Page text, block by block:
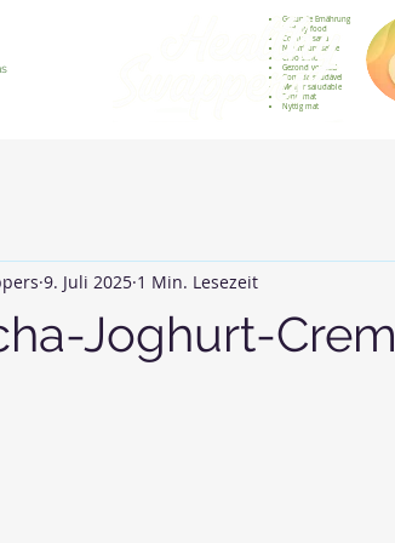
Gesunde Ernährung
Healthy food
Comida sana
Nourriture saine
Cibo sano
Gezond voedsel
Comida saudável
Menjar saludable
Sunn mat
Nyttig mat
Joghurt-
9. Juli 2025 1 Min. Lesezeit
Sternen bewertet.